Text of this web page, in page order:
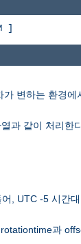
]
변하는 환경에
과 같이 처리한
, UTC -5 시간
과